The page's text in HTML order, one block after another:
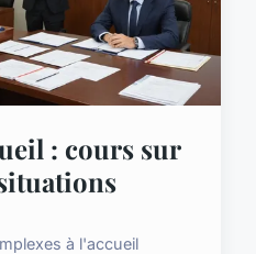
: cours sur
à l'accueil